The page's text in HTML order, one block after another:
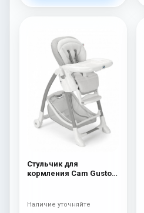
Стульчик для
кормления Cam Gusto
Наличие уточняйте